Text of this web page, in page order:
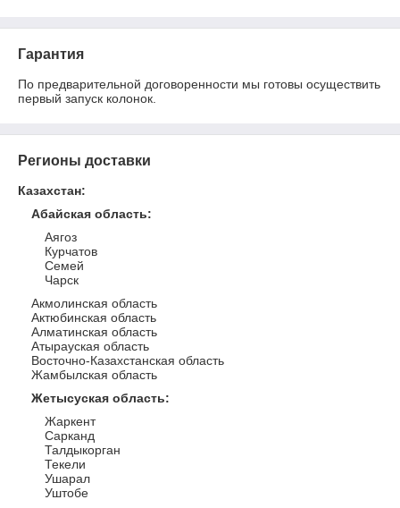
Гарантия
По предварительной договоренности мы готовы осуществить
первый запуск колонок.
Регионы доставки
Казахстан:
Абайская область:
Аягоз
Курчатов
Семей
Чарск
Акмолинская область
Актюбинская область
Алматинская область
Атырауская область
Восточно-Казахстанская область
Жамбылская область
Жетысуская область:
Жаркент
Сарканд
Талдыкорган
Текели
Ушарал
Уштобе